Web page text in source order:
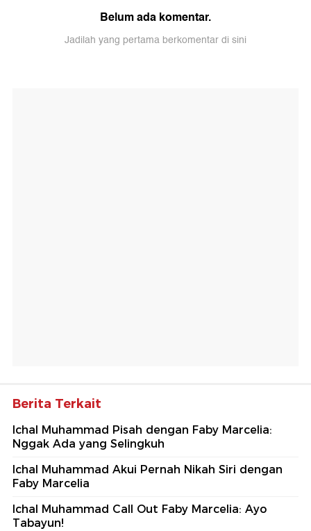
Belum ada komentar.
Jadilah yang pertama berkomentar di sini
Berita Terkait
Ichal Muhammad Pisah dengan Faby Marcelia:
Nggak Ada yang Selingkuh
Ichal Muhammad Akui Pernah Nikah Siri dengan
Faby Marcelia
Ichal Muhammad Call Out Faby Marcelia: Ayo
Tabayun!